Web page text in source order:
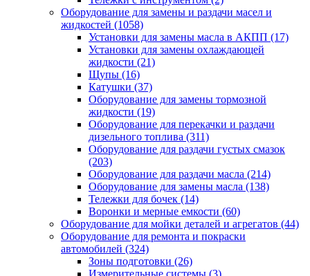
Оборудование для замены и раздачи масел и
жидкостей (1058)
Установки для замены масла в АКПП (17)
Установки для замены охлаждающей
жидкости (21)
Щупы (16)
Катушки (37)
Оборудование для замены тормозной
жидкости (19)
Оборудование для перекачки и раздачи
дизельного топлива (311)
Оборудование для раздачи густых смазок
(203)
Оборудование для раздачи масла (214)
Оборудование для замены масла (138)
Тележки для бочек (14)
Воронки и мерные емкости (60)
Оборудование для мойки деталей и агрегатов (44)
Оборудование для ремонта и покраски
автомобилей (324)
Зоны подготовки (26)
Измерительные системы (3)